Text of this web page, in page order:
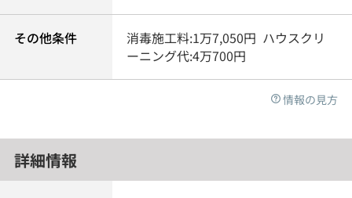
その他条件
消毒施工料:1万7,050円 ハウスクリ
ーニング代:4万700円
情報の見方
詳細情報